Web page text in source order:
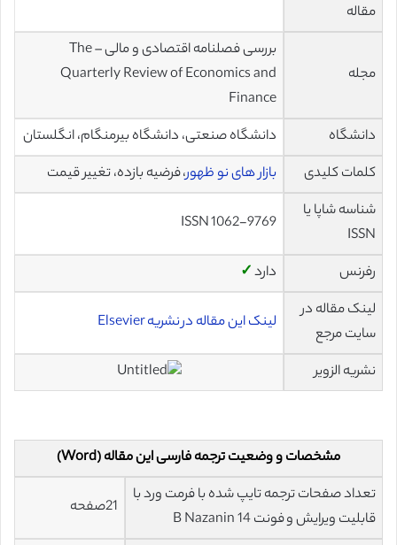
مقاله
مجله
بررسی فصلنامه اقتصادی و مالی – The
Quarterly Review of Economics and
Finance
دانشگاه
دانشگاه صنعتی، دانشگاه بیرمنگام، انگلستان
کلمات کلیدی
بازار های نو ظهور، فرضیه بازده، تغییر قیمت
شناسه شاپا یا
ISSN
ISSN 1062-9769
رفرنس دارد✓
لینک مقاله در
سایت مرجع
لینک این مقاله در نشریه Elsevier
نشریه الزویر
مشخصات و وضعیت ترجمه فارسی این مقاله (Word)
تعداد صفحات ترجمه تایپ شده با فرمت ورد با
قابلیت ویرایش و فونت 14 B Nazanin
21صفحه